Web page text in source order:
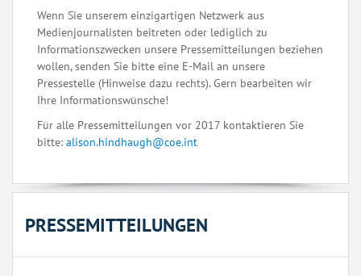
Wenn Sie unserem einzigartigen Netzwerk aus
Medienjournalisten beitreten oder lediglich zu
Informationszwecken unsere Pressemitteilungen beziehen
wollen, senden Sie bitte eine E-Mail an unsere
Pressestelle (Hinweise dazu rechts). Gern bearbeiten wir
Ihre Informationswünsche!
Für alle Pressemitteilungen vor 2017 kontaktieren Sie
bitte: alison.hindhaugh@coe.int
PRESSEMITTEILUNGEN